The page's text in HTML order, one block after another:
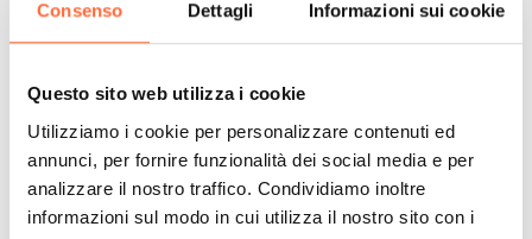
Consenso Dettagli Informazioni sui cookie
Questo sito web utilizza i cookie
Utilizziamo i cookie per personalizzare contenuti ed
annunci, per fornire funzionalità dei social media e per
analizzare il nostro traffico. Condividiamo inoltre
informazioni sul modo in cui utilizza il nostro sito con i